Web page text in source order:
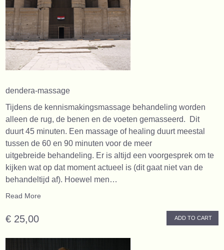
dendera-massage
Tijdens de kennismakingsmassage behandeling worden
alleen de rug, de benen en de voeten gemasseerd. Dit
duurt 45 minuten. Een massage of healing duurt meestal
tussen de 60 en 90 minuten voor de meer
uitgebreide behandeling. Er is altijd een voorgesprek om te
kijken wat op dat moment actueel is (dit gaat niet van de
behandeltijd af). Hoewel men…
Read More
€ 25,00 ADD TO CART